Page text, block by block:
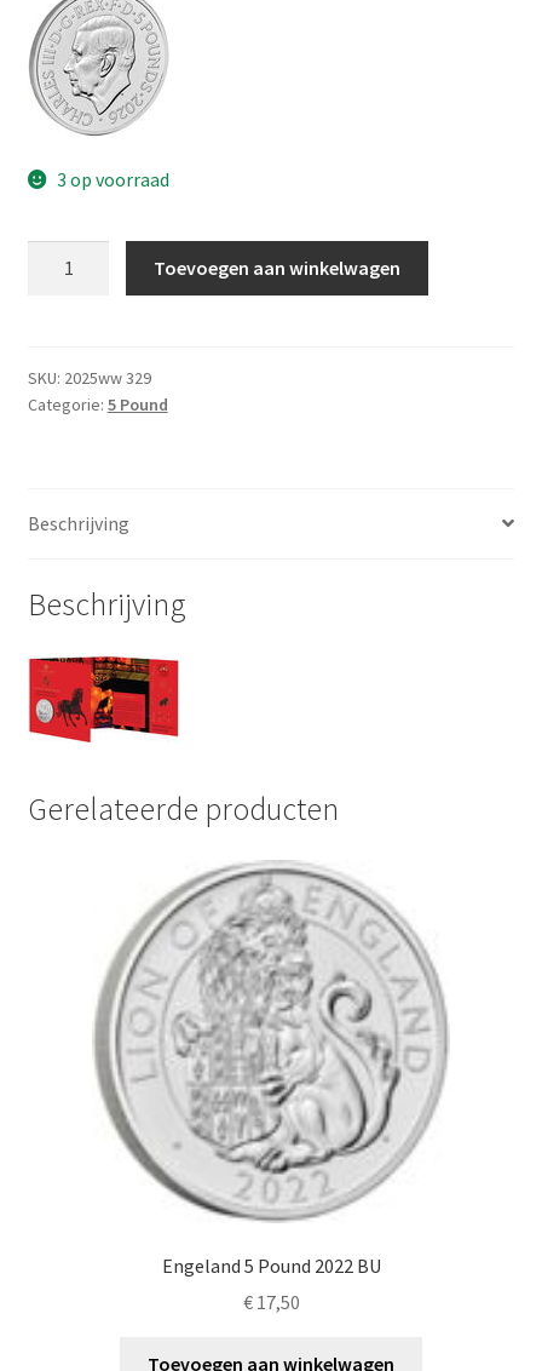
3 op voorraad
BU
aantal
Toevoegen aan winkelwagen
SKU: 2025ww 329
Categorie: 5 Pound
Beschrijving
Beschrijving
Gerelateerde producten
Engeland 5 Pound 2022 BU
€17,50
Toevoegen aan winkelwagen